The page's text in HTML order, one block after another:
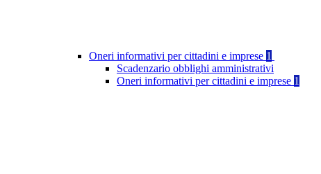
Oneri informativi per cittadini e imprese 1
Scadenzario obblighi amministrativi
Oneri informativi per cittadini e imprese 1